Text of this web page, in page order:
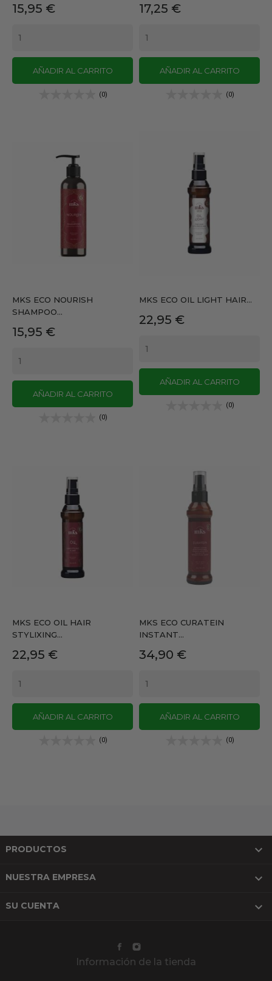
Precio
15,95 €
AÑADIR AL CARRITO
(0)
Precio
17,25 €
AÑADIR AL CARRITO
(0)
MKS ECO NOURISH
SHAMPOO...
Precio
15,95 €
AÑADIR AL CARRITO
(0)
MKS ECO OIL LIGHT HAIR...
Precio
22,95 €
AÑADIR AL CARRITO
(0)
MKS ECO OIL HAIR
STYLIXING...
Precio
22,95 €
AÑADIR AL CARRITO
(0)
MKS ECO CURATEIN
INSTANT...
Precio
34,90 €
AÑADIR AL CARRITO
(0)
PRODUCTOS 
NUESTRA EMPRESA 
SU CUENTA 
Información de la tienda